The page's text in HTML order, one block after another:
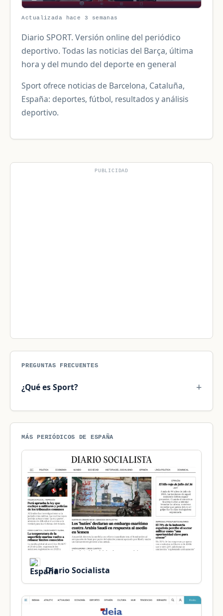
Actualizada hace 3 semanas
Diario SPORT. Versión online del periódico
deportivo. Todas las noticias del Barça, última
hora y del mundo del deporte en general
Sport ofrece noticias de Barcelona, Cataluña,
España: deportes, fútbol, resultados y análisis
deportivo.
PUBLICIDAD
PREGUNTAS FRECUENTES
¿Qué es Sport?
MÁS PERIÓDICOS DE ESPAÑA
Diario Socialista